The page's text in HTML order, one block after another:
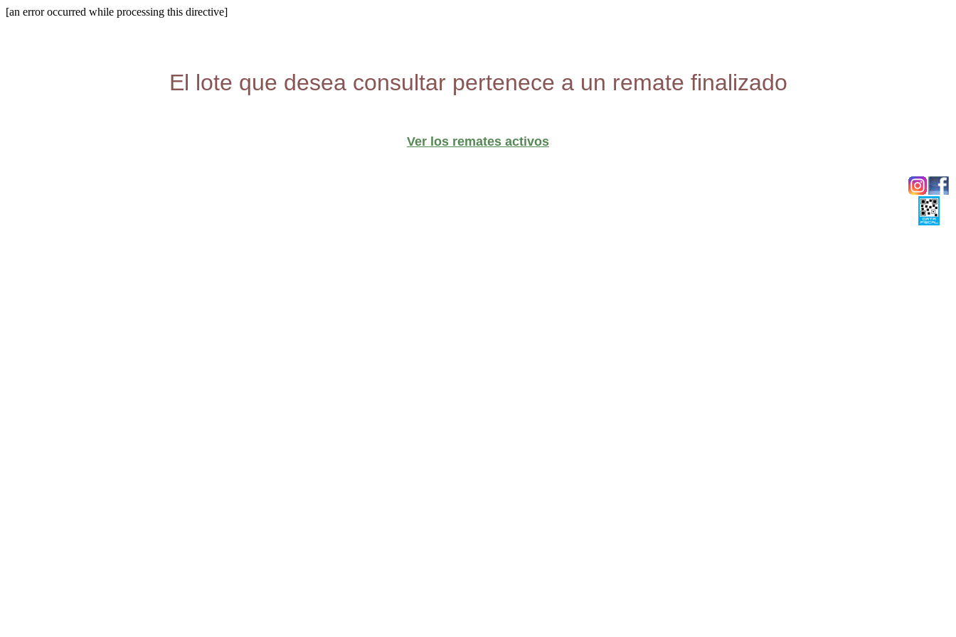
[an error occurred while processing this directive]
El lote que desea consultar pertenece a un remate finalizado
Ver los remates activos